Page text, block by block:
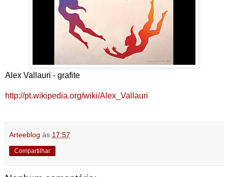
Alex Vallauri - grafite
http://pt.wikipedia.org/wiki/Alex_Vallauri
Arteeblog às 17:57
Compartilhar